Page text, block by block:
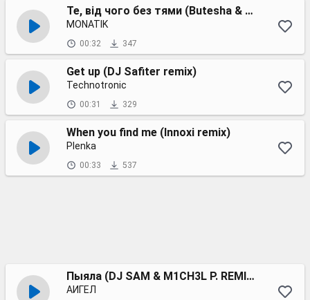
Те, від чого без тями (Butesha & Dj Kleo remix)
MONATIK
00:32 347
Get up (DJ Safiter remix)
Technotronic
00:31 329
When you find me (Innoxi remix)
Plenka
00:33 537
Пыяла (DJ SAM & M1CH3L P. REMIX) Radio edit
АИГЕЛ